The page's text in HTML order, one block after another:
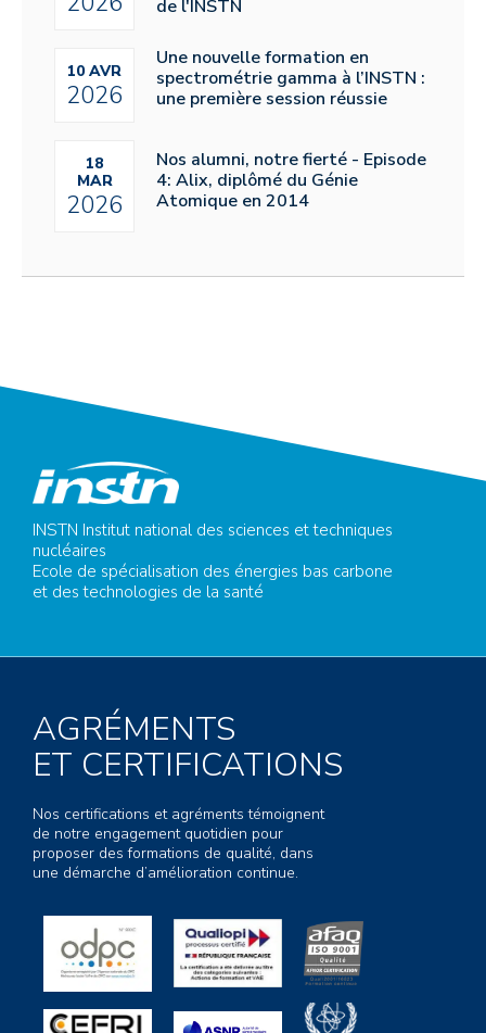
de l'INSTN
10 AVR
2026
Une nouvelle formation en
spectrométrie gamma à l’INSTN :
une première session réussie
18
MAR
2026
Nos alumni, notre fierté - Episode
4: Alix, diplômé du Génie
Atomique en 2014
INSTN Institut national des sciences et techniques
nucléaires
Ecole de spécialisation des énergies bas carbone
et des technologies de la santé
AGRÉMENTS
ET CERTIFICATIONS
Nos certifications et agréments témoignent
de notre engagement quotidien pour
proposer des formations de qualité, dans
une démarche d’amélioration continue.